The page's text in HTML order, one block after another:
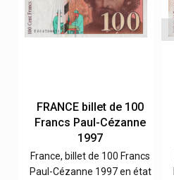
FRANCE billet de 100
Francs Paul-Cézanne
1997
France, billet de 100 Francs
Paul-Cézanne 1997 en état